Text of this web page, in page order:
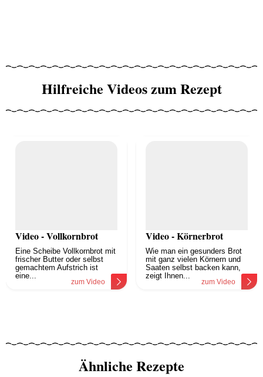
Hilfreiche Videos zum Rezept
Video - Vollkornbrot
Eine Scheibe Vollkornbrot mit
frischer Butter oder selbst
gemachtem Aufstrich ist
eine...
zum Video
Video - Körnerbrot
Wie man ein gesunders Brot
mit ganz vielen Körnern und
Saaten selbst backen kann,
zeigt Ihnen...
zum Video
Ähnliche Rezepte